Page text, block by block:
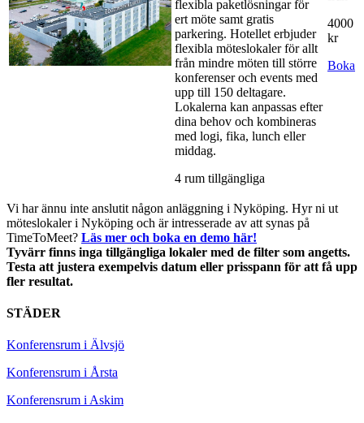
flexibla paketlösningar för
ert möte samt gratis
parkering. Hotellet erbjuder
flexibla möteslokaler för allt
från mindre möten till större
konferenser och events med
upp till 150 deltagare.
Lokalerna kan anpassas efter
dina behov och kombineras
med logi, fika, lunch eller
middag.
4 rum tillgängliga
4000
kr
Boka
Vi har ännu inte anslutit någon anläggning i Nyköping. Hyr ni ut
möteslokaler i Nyköping och är intresserade av att synas på
TimeToMeet? Läs mer och boka en demo här!
Tyvärr finns inga tillgängliga lokaler med de filter som angetts.
Testa att justera exempelvis datum eller prisspann för att få upp
fler resultat.
STÄDER
Konferensrum i Älvsjö
Konferensrum i Årsta
Konferensrum i Askim